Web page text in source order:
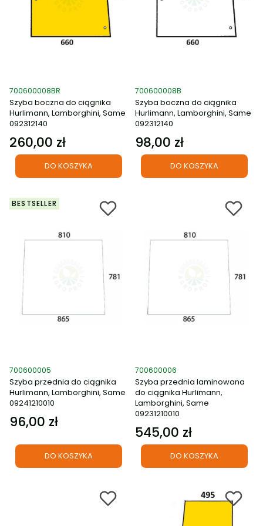
Kod produktu
700600008BR
Szyba boczna do ciągnika
Hurlimann, Lamborghini, Same
092312140
Cena
260,00 zł
DO KOSZYKA
Kod produktu
700600008B
Szyba boczna do ciągnika
Hurlimann, Lamborghini, Same
092312140
Cena
98,00 zł
DO KOSZYKA
BESTSELLER
Kod produktu
700600005
Szyba przednia do ciągnika
Hurlimann, Lamborghini, Same
09241210010
Cena
96,00 zł
DO KOSZYKA
Kod produktu
700600006
Szyba przednia laminowana
do ciągnika Hurlimann,
Lamborghini, Same
09231210010
Cena
545,00 zł
DO KOSZYKA